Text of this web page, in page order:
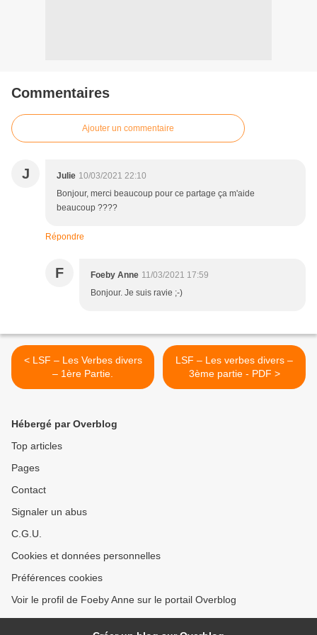
Commentaires
Ajouter un commentaire
J Julie 10/03/2021 22:10
Bonjour, merci beaucoup pour ce partage ça m'aide
beaucoup ????
Répondre
F Foeby Anne 11/03/2021 17:59
Bonjour. Je suis ravie ;-)
< LSF – Les Verbes divers
– 1ère Partie.
LSF – Les verbes divers –
3ème partie - PDF >
Hébergé par Overblog
Top articles
Pages
Contact
Signaler un abus
C.G.U.
Cookies et données personnelles
Préférences cookies
Voir le profil de Foeby Anne sur le portail Overblog